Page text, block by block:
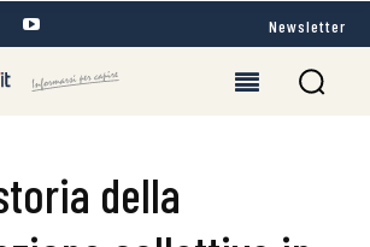
Newsletter
della